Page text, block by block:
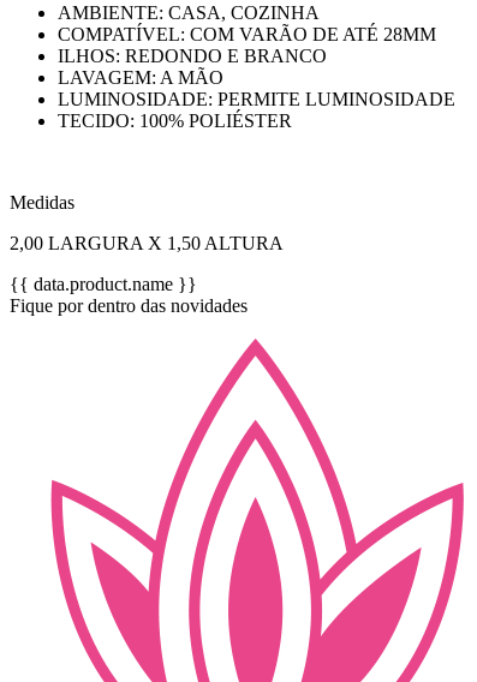
AMBIENTE: CASA, COZINHA
COMPATÍVEL: COM VARÃO DE ATÉ 28MM
ILHOS: REDONDO E BRANCO
LAVAGEM: A MÃO
LUMINOSIDADE: PERMITE LUMINOSIDADE
TECIDO: 100% POLIÉSTER
Medidas
2,00 LARGURA X 1,50 ALTURA
{{ data.product.name }}
Fique por dentro das novidades